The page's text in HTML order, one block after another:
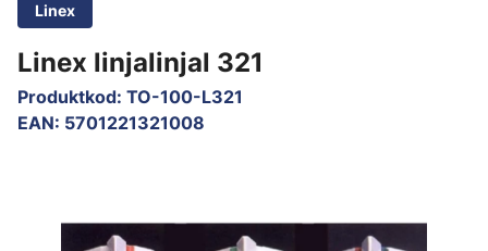
Linex
Linex linjalinjal 321
Produktkod: TO-100-L321
EAN: 5701221321008